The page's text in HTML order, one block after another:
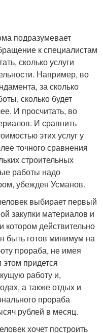
подразумевает
к специалистам
сколько услуги
Например, во
за сколько
сколько будет
И просчитать, во
И сравнить
этих услуг у
точного сравнения
строительных
работы надо
убежден Усманов.
выбирает первый
закупки материалов и
котором действительно
быть готов минимум на
прораба, не имея
придется
работу и,
а также отдых и
прораба
рублей в месяц.
хочет построить